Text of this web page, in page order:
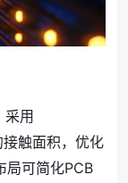
采用
触面积，优化
局可简化PCB